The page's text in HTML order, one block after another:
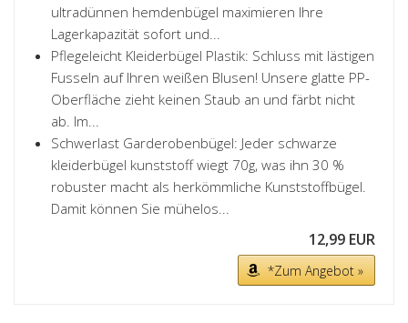
ultradünnen hemdenbügel maximieren Ihre
Lagerkapazität sofort und...
Pflegeleicht Kleiderbügel Plastik: Schluss mit lästigen
Fusseln auf Ihren weißen Blusen! Unsere glatte PP-
Oberfläche zieht keinen Staub an und färbt nicht
ab. Im...
Schwerlast Garderobenbügel: Jeder schwarze
kleiderbügel kunststoff wiegt 70g, was ihn 30 %
robuster macht als herkömmliche Kunststoffbügel.
Damit können Sie mühelos...
12,99 EUR
*Zum Angebot »